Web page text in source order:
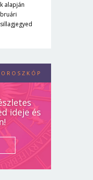
alapján
ideje és